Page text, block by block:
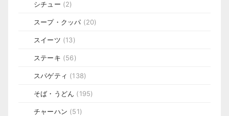
シチュー (2)
スープ・クッパ (20)
スイーツ (13)
ステーキ (56)
スパゲティ (138)
そば・うどん (195)
チャーハン (51)